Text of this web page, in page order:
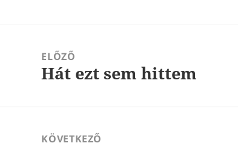
navigációELŐZŐ
Korábbi
Hát ezt sem hittem
KÖVETKEZŐ